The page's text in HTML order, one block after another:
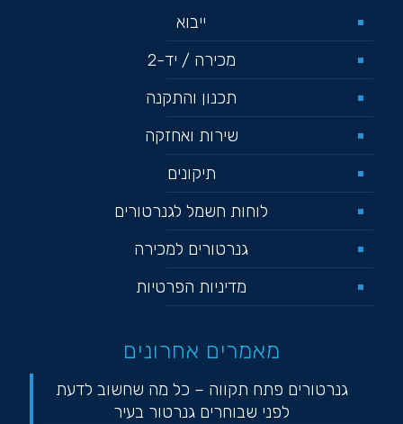
ייבוא
מכירה / יד-2
תכנון והתקנה
שירות ואחזקה
תיקונים
לוחות חשמל לגנרטורים
גנרטורים למכירה
מדיניות הפרטיות
מאמרים אחרונים
גנרטורים פתח תקווה – כל מה שחשוב לדעת
לפני שבוחרים גנרטור בעיר